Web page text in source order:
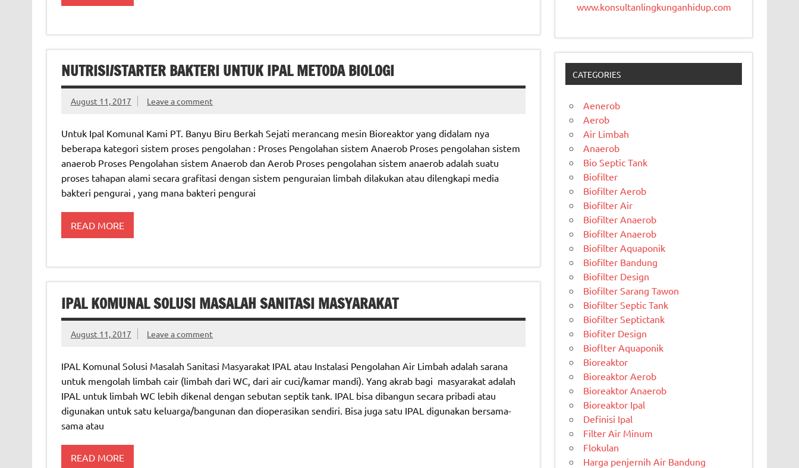
NUTRISI/STARTER BAKTERI UNTUK IPAL METODA BIOLOGI
August 11, 2017 Leave a comment
Untuk Ipal Komunal Kami PT. Banyu Biru Berkah Sejati merancang mesin Bioreaktor yang didalam nya
beberapa kategori sistem proses pengolahan : Proses Pengolahan sistem Anaerob Proses pengolahan sistem
anaerob Proses Pengolahan sistem Anaerob dan Aerob Proses pengolahan sistem anaerob adalah suatu
proses tahapan alami secara grafitasi dengan sistem penguraian limbah dilakukan atau dilengkapi media
bakteri pengurai , yang mana bakteri pengurai
READ MORE
IPAL KOMUNAL SOLUSI MASALAH SANITASI MASYARAKAT
August 11, 2017 Leave a comment
IPAL Komunal Solusi Masalah Sanitasi Masyarakat IPAL atau Instalasi Pengolahan Air Limbah adalah sarana
untuk mengolah limbah cair (limbah dari WC, dari air cuci/kamar mandi). Yang akrab bagi masyarakat adalah
IPAL untuk limbah WC lebih dikenal dengan sebutan septik tank. IPAL bisa dibangun secara pribadi atau
digunakan untuk satu keluarga/bangunan dan dioperasikan sendiri. Bisa juga satu IPAL digunakan bersama-
sama atau
READ MORE
www.konsultanlingkunganhidup.com
CATEGORIES
Aenerob
Aerob
Air Limbah
Anaerob
Bio Septic Tank
Biofilter
Biofilter Aerob
Biofilter Air
Biofilter Anaerob
Biofilter Anaerob
Biofilter Aquaponik
Biofilter Bandung
Biofilter Design
Biofilter Sarang Tawon
Biofilter Septic Tank
Biofilter Septictank
Biofiter Design
Bioflter Aquaponik
Bioreaktor
Bioreaktor Aerob
Bioreaktor Anaerob
Bioreaktor Ipal
Definisi Ipal
Filter Air Minum
Flokulan
Harga penjernih Air Bandung